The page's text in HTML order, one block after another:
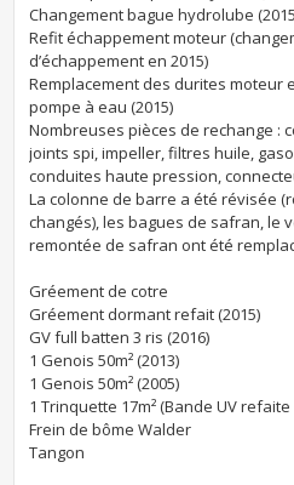
Changement bague hydrolube
Refit échappement moteur
d’échappement en 2015)
Remplacement des durites moteur
pompe à eau (2015)
Nombreuses pièces de rechange :
joints spi, impeller, filtres huile,
conduites haute pression,
La colonne de barre a été révisée
changés), les bagues de safran, le
remontée de safran ont été
Gréement de cotre
Gréement dormant refait (2015)
GV full batten 3 ris (2016)
1 Genois 50m² (2013)
1 Genois 50m² (2005)
1 Trinquette 17m² (Bande UV refaite
Frein de bôme Walder
Tangon